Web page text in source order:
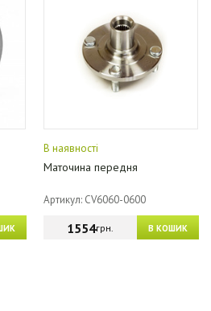
В наявності
Маточина передня
Артикул: CV6060-0600
В КОШИК
1554грн.